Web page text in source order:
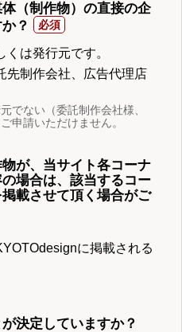
（制作物）の直接の企
？
は発行元です。
先制作会社、広告代理店
でない（委託制作会社様、
申請いただけません。
が、当サイト各コーナ
場合は、該当するコー
載させて頂く場合がご
に掲載される
決定していますか？